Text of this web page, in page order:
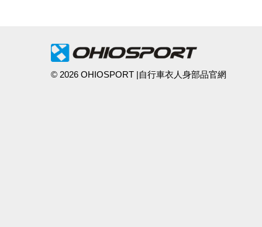
© 2026 OHIOSPORT |自行車衣人身部品官網